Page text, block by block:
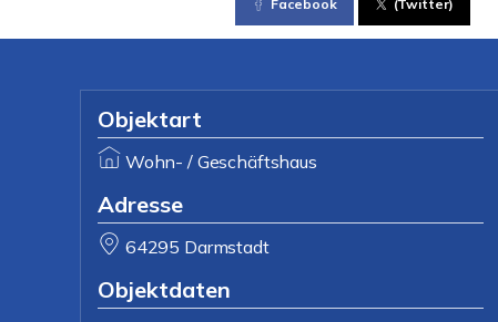
Facebook (Twitter)
Objektart
Wohn- / Geschäftshaus
Adresse
64295 Darmstadt
Objektdaten